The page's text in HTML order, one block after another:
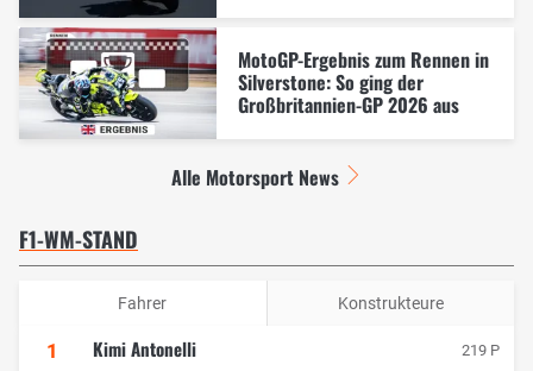
MotoGP-Ergebnis zum Rennen in
Silverstone: So ging der
Großbritannien-GP 2026 aus
Alle Motorsport News
F1-WM-STAND
Fahrer Konstrukteure
1 Kimi Antonelli 219 P